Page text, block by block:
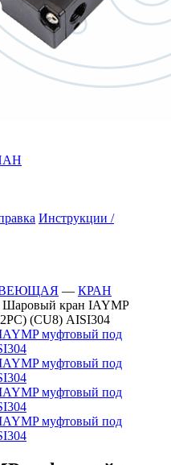
Инструкции /
— КРАН
Шаровый кран IAYMP
(CU8) AISI304